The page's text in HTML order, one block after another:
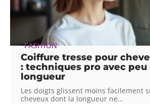
FASHION
Coiffure tresse pour
: techniques pro avec peu
longueur
Les doigts glissent moins facilement
cheveux dont la longueur ne…